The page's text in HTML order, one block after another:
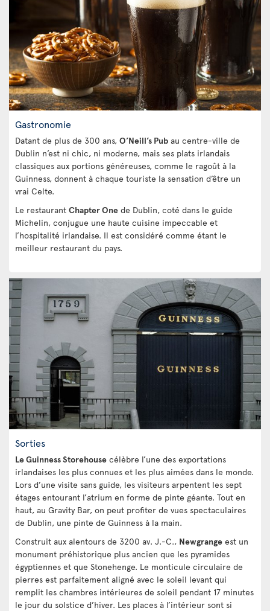
Gastronomie
Datant de plus de 300 ans, O’Neill’s Pub au centre-ville de
Dublin n’est ni chic, ni moderne, mais ses plats irlandais
classiques aux portions généreuses, comme le ragoût à la
Guinness, donnent à chaque touriste la sensation d’être un
vrai Celte.
Le restaurant Chapter One de Dublin, coté dans le guide
Michelin, conjugue une haute cuisine impeccable et
l’hospitalité irlandaise. Il est considéré comme étant le
meilleur restaurant du pays.
Sorties
Le Guinness Storehouse célèbre l’une des exportations
irlandaises les plus connues et les plus aimées dans le monde.
Lors d’une visite sans guide, les visiteurs arpentent les sept
étages entourant l’atrium en forme de pinte géante. Tout en
haut, au Gravity Bar, on peut profiter de vues spectaculaires
de Dublin, une pinte de Guinness à la main.
Construit aux alentours de 3200 av. J.-C., Newgrange est un
monument préhistorique plus ancien que les pyramides
égyptiennes et que Stonehenge. Le monticule circulaire de
pierres est parfaitement aligné avec le soleil levant qui
remplit les chambres intérieures de soleil pendant 17 minutes
le jour du solstice d’hiver. Les places à l’intérieur sont si